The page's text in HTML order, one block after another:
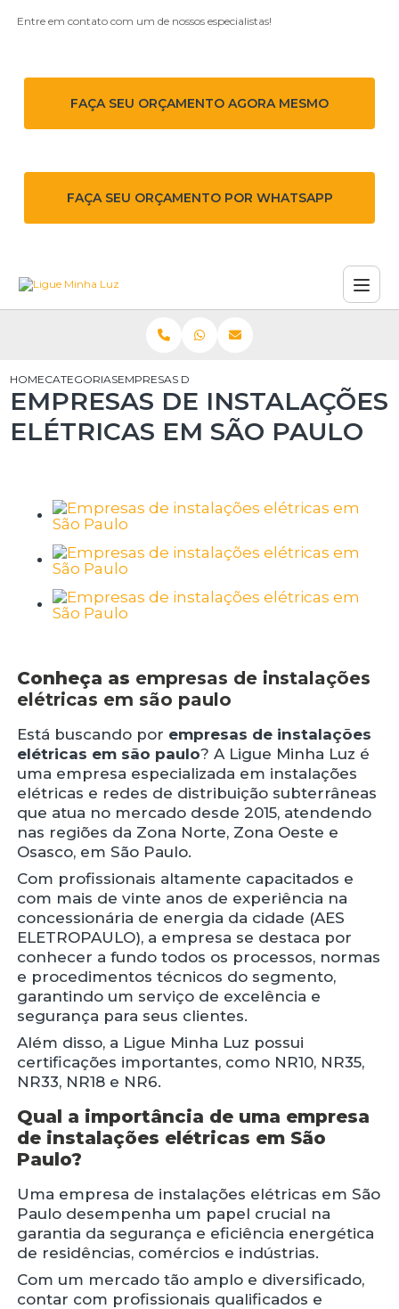
Entre em contato com um de nossos especialistas!
FAÇA SEU ORÇAMENTO AGORA MESMO
FAÇA SEU ORÇAMENTO POR WHATSAPP
HOMECATEGORIASEMPRESAS DE INSTALAÇÕES ELÉTRICAS EM SÃO
EMPRESAS DE INSTALAÇÕES
ELÉTRICAS EM SÃO PAULO
Conheça as empresas de instalações
elétricas em são paulo
Está buscando por empresas de instalações
elétricas em são paulo? A Ligue Minha Luz é
uma empresa especializada em instalações
elétricas e redes de distribuição subterrâneas
que atua no mercado desde 2015, atendendo
nas regiões da Zona Norte, Zona Oeste e
Osasco, em São Paulo.
Com profissionais altamente capacitados e
com mais de vinte anos de experiência na
concessionária de energia da cidade (AES
ELETROPAULO), a empresa se destaca por
conhecer a fundo todos os processos, normas
e procedimentos técnicos do segmento,
garantindo um serviço de excelência e
segurança para seus clientes.
Além disso, a Ligue Minha Luz possui
certificações importantes, como NR10, NR35,
NR33, NR18 e NR6.
Qual a importância de uma empresa
de instalações elétricas em São
Paulo?
Uma empresa de instalações elétricas em São
Paulo desempenha um papel crucial na
garantia da segurança e eficiência energética
de residências, comércios e indústrias.
Com um mercado tão amplo e diversificado,
contar com profissionais qualificados e